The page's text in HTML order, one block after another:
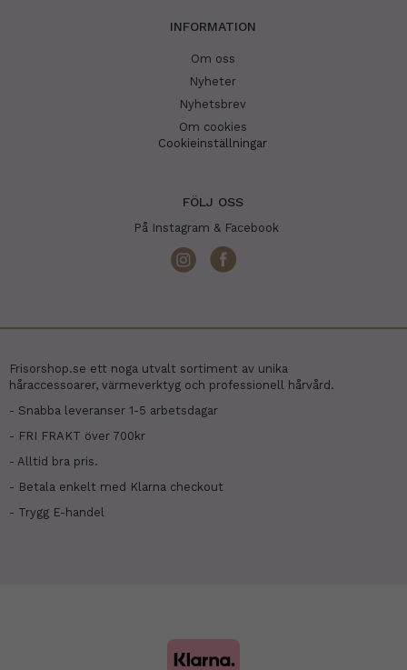
INFORMATION
Om oss
Nyheter
Nyhetsbrev
Om cookies
Cookieinställningar
FÖLJ OSS
På Instagram & Facebook
Frisorshop.se ett noga utvalt sortiment av unika
håraccessoarer, värmeverktyg och professionell hårvård.
- Snabba leveranser 1-5 arbetsdagar
- FRI FRAKT över 700kr
- Alltid bra pris.
- Betala enkelt med Klarna checkout
- Trygg E-handel